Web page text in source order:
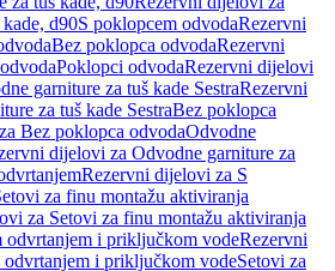
d90S poklopcem odvodaRezervni
Bez poklopca odvodaRezervni
Poklopci odvodaRezervni dijelovi
garniture za tuš kade SestraRezervni
za tuš kade SestraBez poklopca
Bez poklopca odvodaOdvodne
dijelovi za Odvodne garniture za
Rezervni dijelovi za S
za finu montažu aktiviranja
za Setovi za finu montažu aktiviranja
odvrtanjem i priključkom vodeRezervni
i priključkom vodeSetovi za